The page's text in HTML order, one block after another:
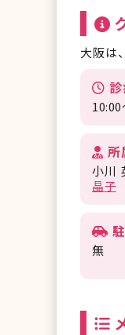
大阪は
10:00
所
小川
晶子
無